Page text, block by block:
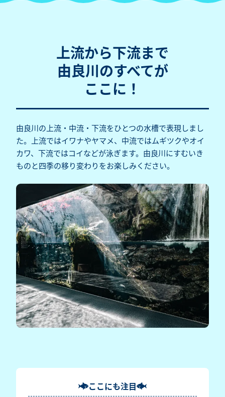
上流から下流まで
由良川のすべてが
ここに！
由良川の上流・中流・下流をひとつの水槽で表現しまし
た。上流ではイワナやヤマメ、中流ではムギツクやオイ
カワ、下流ではコイなどが泳ぎます。由良川にすむいき
ものと四季の移り変わりをお楽しみください。
ここにも注目